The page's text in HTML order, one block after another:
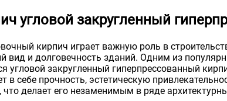
угловой закругленный
кирпич играет важную роль в
вид и долговечность зданий. Одним из
угловой закругленный гиперпрессованный
в себе прочность, эстетическую
что делает его незаменимым в ряде